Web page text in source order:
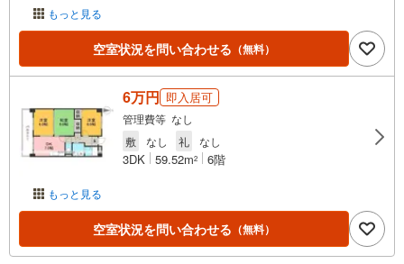
もっと見る
空室状況を問い合わせる （無料）
もっと見る
6万円 即入居可
管理費等 なし
敷
なし 礼 なし
3DK 59.52m2 6階
空室状況を問い合わせる （無料）